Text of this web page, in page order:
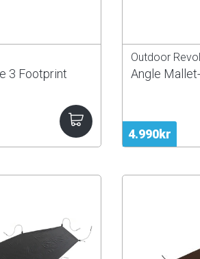
3 Footprint
4.990kr
Outdoor
Angle